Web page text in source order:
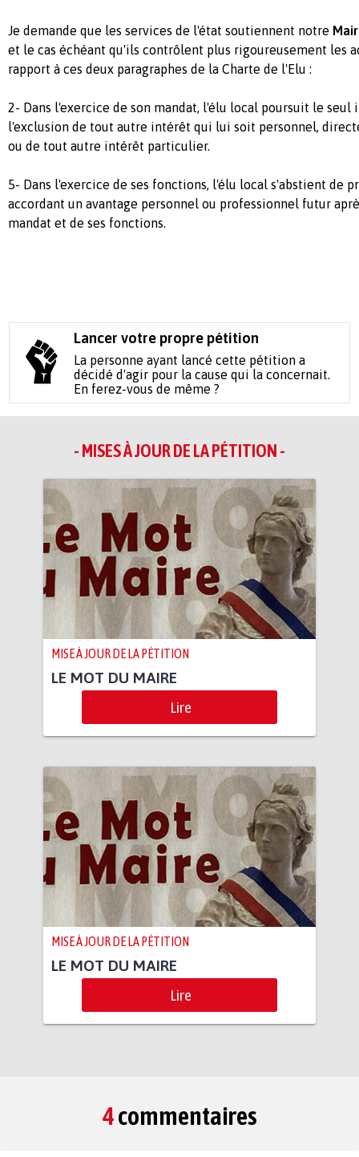
Je demande que les services de l'état soutiennent notre
et le cas échéant qu'ils contrôlent plus rigoureusement les
rapport à ces deux paragraphes de la Charte de l'Elu :
2- Dans l'exercice de son mandat, l'élu local poursuit le seul
l'exclusion de tout autre intérêt qui lui soit personnel,
ou de tout autre intérêt particulier.
5- Dans l'exercice de ses fonctions, l'élu local s'abstient de
accordant un avantage personnel ou professionnel futur
mandat et de ses fonctions.
Lancer votre propre pétition
La personne ayant lancé cette pétition a
décidé d'agir pour la cause qui la concernait.
En ferez-vous de même ?
- MISES À JOUR DE LA PÉTITION -
MISE À JOUR DE LA PÉTITION
LE MOT DU MAIRE
Lire
MISE À JOUR DE LA PÉTITION
LE MOT DU MAIRE
Lire
4commentaires